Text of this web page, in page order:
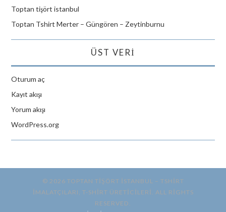
Toptan tişört istanbul
Toptan Tshirt Merter – Güngören – Zeytinburnu
ÜST VERI
Oturum aç
Kayıt akışı
Yorum akışı
WordPress.org
© 2026 TOPTAN TİŞÖRT İSTANBUL – TSHIRT
IMALATÇILARI, T-SHIRT ÜRETICILERI. ALL RIGHTS
RESERVED.